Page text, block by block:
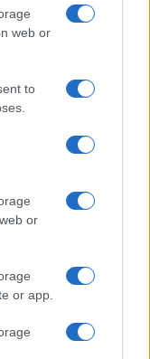
web or
to
or
or app.
anche dal
fa
il centro
spaccio e degrado:
scegliere la
l’ufficio
dolore: storia e